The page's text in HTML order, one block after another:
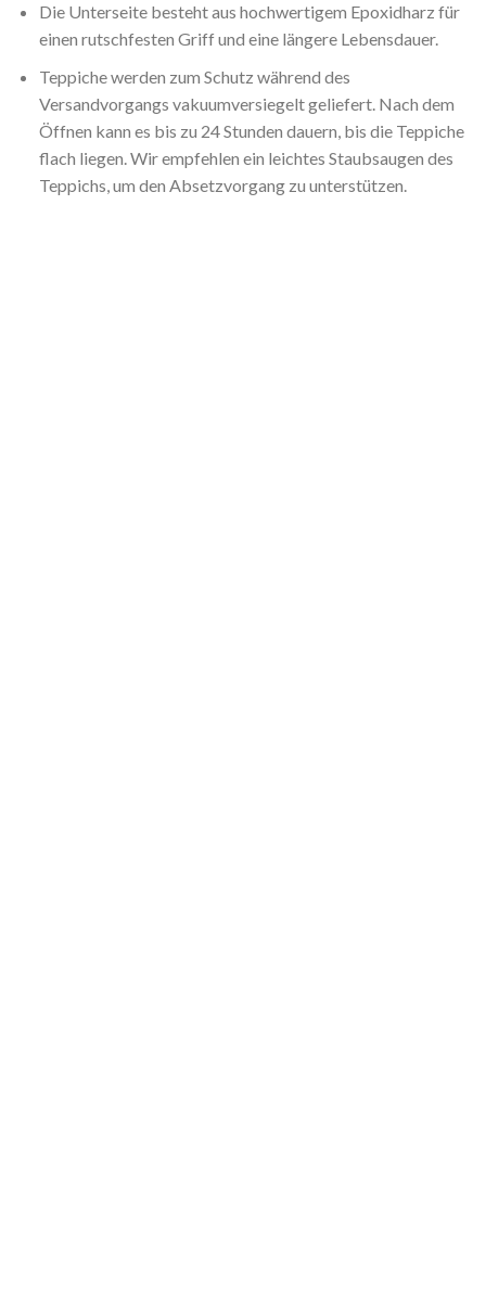
Die Unterseite besteht aus hochwertigem Epoxidharz für
einen rutschfesten Griff und eine längere Lebensdauer.
Teppiche werden zum Schutz während des
Versandvorgangs vakuumversiegelt geliefert. Nach dem
Öffnen kann es bis zu 24 Stunden dauern, bis die Teppiche
flach liegen. Wir empfehlen ein leichtes Staubsaugen des
Teppichs, um den Absetzvorgang zu unterstützen.